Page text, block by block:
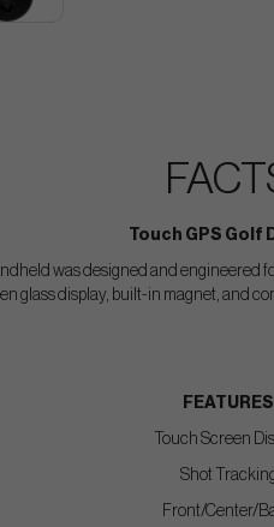
Touch GPS Golf
was designed and engineered
glass display, built-in magnet, and
FEATURES
Touch Screen
Shot
Front/Center/